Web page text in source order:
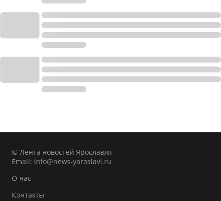
© Лента новостей Ярославля
Email: info@news-yaroslavl.ru
О нас
Контакты